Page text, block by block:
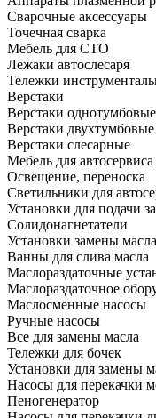
Сварочные аксессуары
Точечная сварка
Мебель для СТО
Лежаки автослесаря
Тележки
Верстаки
Верстаки однотумбовые
Верстаки двухтумбовые
Верстаки слесарные
Мебель для автосервиса
Освещение, переноска
Светильники для
Установки для подачи
Солидонагнетатели
Установки замены масла
Ванны для слива масла
Маслораздаточные
Маслораздаточное
Маслосменные насосы
Ручные насосы
Все для замены масла
Тележки для бочек
Установки для замены
Насосы для перекачки
Пеногенератор